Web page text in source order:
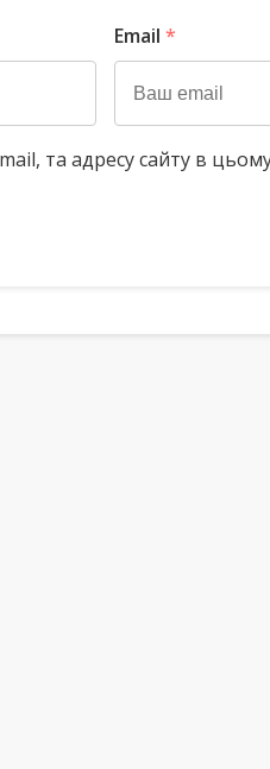
Email *
та адресу сайту в